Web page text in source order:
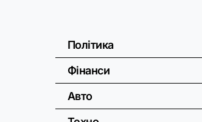
Політика
Фінанси
Авто